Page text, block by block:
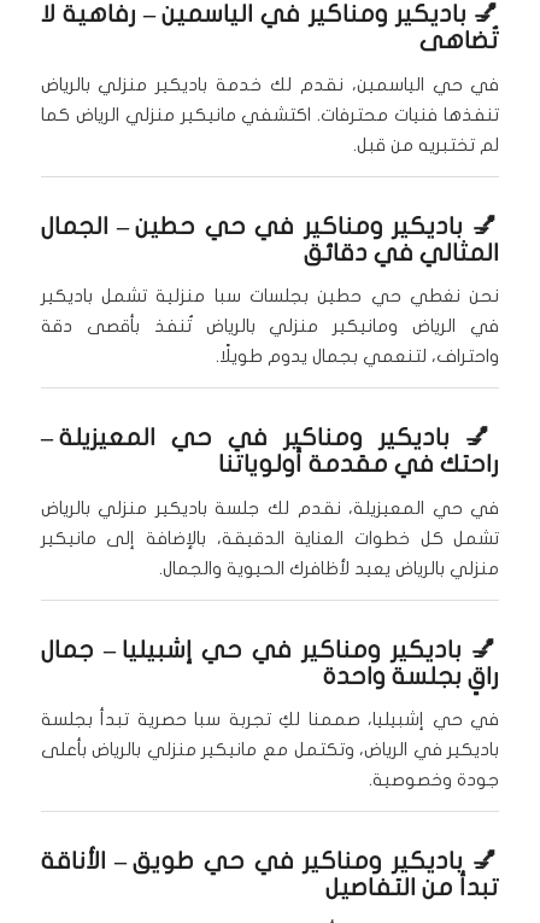
💅 باديكير ومناكير في الياسمين– رفاهية لا
تُضاهى
في حي الياسمين، نقدم لك خدمة باديكير منزلي بالرياض
تنفذها فنيات محترفات. اكتشفي مانيكير منزلي الرياض كما
لم تختبريه من قبل.
💅 باديكير ومناكير في حي حطين– الجمال
المثالي في دقائق
نحن نغطي حي حطين بجلسات سبا منزلية تشمل باديكير
في الرياض ومانيكير منزلي بالرياض تُنفذ بأقصى دقة
واحتراف، لتنعمي بجمال يدوم طويلًا.
💅 باديكير ومناكير في حي المعيزيلة–
راحتك في مقدمة أولوياتنا
في حي المعيزيلة، نقدم لك جلسة باديكير منزلي بالرياض
تشمل كل خطوات العناية الدقيقة، بالإضافة إلى مانيكير
منزلي بالرياض يعيد لأظافرك الحيوية والجمال.
💅 باديكير ومناكير في حي إشبيليا – جمال
راقٍ بجلسة واحدة
في حي إشبيليا، صممنا لكِ تجربة سبا حصرية تبدأ بجلسة
باديكير في الرياض، وتكتمل مع مانيكير منزلي بالرياض بأعلى
جودة وخصوصية.
💅 باديكير ومناكير في حي طويق– الأناقة
تبدأ من التفاصيل